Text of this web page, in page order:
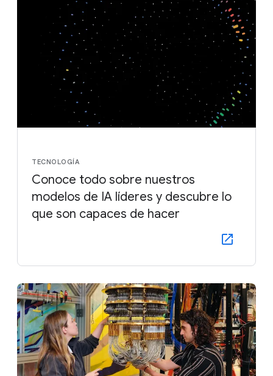
TECNOLOGÍA
Conoce todo sobre nuestros
modelos de IA líderes y descubre lo
que son capaces de hacer